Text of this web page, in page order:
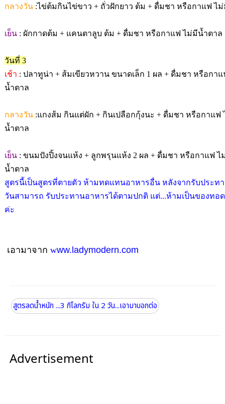
กลางวัน:ไข่ต้มกินไข่ขาว + ถั่วฝักยาว ต้ม + ดื่มชา หรือกาแฟ ไ
เย็น: ผักกาดต้ม + แคนตาลูบ ต้ม + ดื่มชา หรือกาแฟ ไม่มีน้ำตาล
วันที่ 3
เช้า : ปลาทูน่า + ส้มเขียวหวาน ขนาดเล็ก 1 ผล + ดื่มชา หรือกา
น้ำตาล
กลางวัน:แกงส้ม กินแต่ผัก + กินเปลือกกุ้งนะ + ดื่มชา หรือกาแฟ
น้ำตาล
เย็น: ขนมปังปิ้งจนแห้ง + ลูกพรุนแห้ง 2 ผล + ดื่มชา หรือกาแฟ ไ
น้ำตาล
สูตรนี้เป็นสูตรที่ตายตัว ห้ามทดแทนอาหารอื่น หลังจากรับประท
วันสามารถ รับประทานอาหารได้ตามปกติ แต่...ห้ามเป็นของทอ
ค่ะ
เอามาจาก www.ladymodern.com
สูตรลดน้ำหนัก ...3 กิโลกรัม ใน 2 วัน...เอามาบอกต่อ
Advertisement